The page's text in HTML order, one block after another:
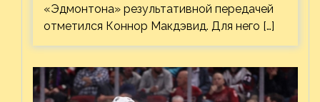
«Эдмонтона» результативной передачей
отметился Коннор Макдэвид. Для него […]